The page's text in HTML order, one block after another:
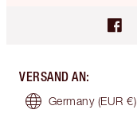
VERSAND AN:
Germany (EUR €)